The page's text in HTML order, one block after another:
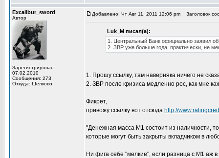
Excalibur_sword
Автор
Зарегистрирован:
07.02.2010
Сообщения: 273
Откуда: Щелково
Добавлено: Чт Авг 11, 2011 12:06 pm Заголовок
Luk_M писал(а):
1. Центральный Банк официально заявил
2. ЗВР уже больше года, практически, не
1. Прошу ссылку, там наверняка ничего не
2. ЗВР после кризиса медленно рос, как мне
Фикрет,
привожу ссылку вот отсюда http://
"Денежная масса М1 состоит из наличности,
которые могут быть закрыты вкладчиком в
Ни фига себе "мелкие", если разница с М1 аж в